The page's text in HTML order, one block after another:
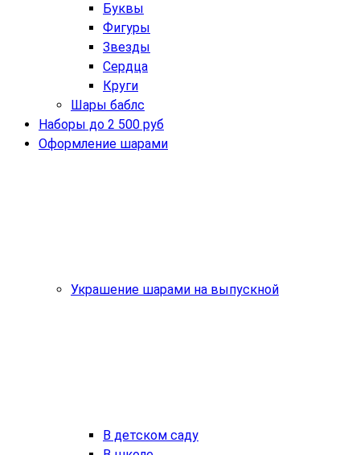
Буквы
Фигуры
Звезды
Сердца
Круги
Шары баблс
Наборы до 2 500 руб
Оформление шарами
Украшение шарами на выпускной
В детском саду